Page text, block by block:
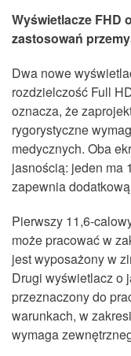
Wyświetlacze FHD
zastosowań
Dwa nowe
rozdzielczość Full
oznacza, że
rygorystyczne
medycznych. Oba
jasnością: jeden ma
zapewnia dodatkową
Pierwszy 11,6-
może pracować w
jest wyposażony w
Drugi wyświetlacz o
przeznaczony do
warunkach, w
wymaga